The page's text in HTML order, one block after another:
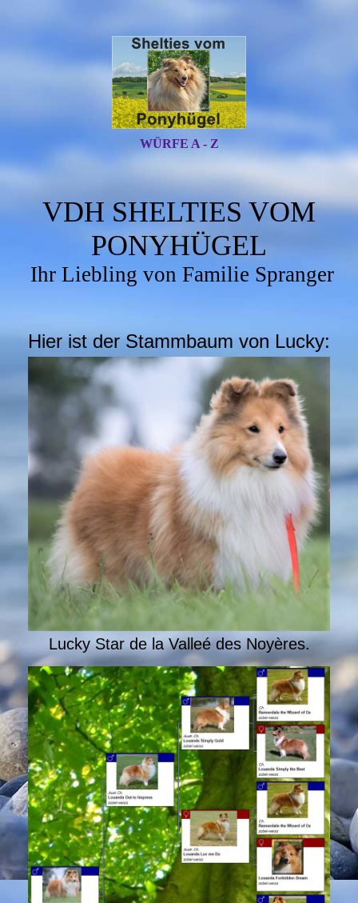
WÜRFE A - Z
VDH SHELTIES VOM
PONYHÜGEL
Ihr Liebling von Familie Spranger
Hier ist der Stammbaum von Lucky:
Lucky Star de la Valleé des Noyères.